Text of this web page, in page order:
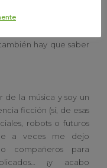
hay que saber
de la música y soy un
ficción (sí, de esas
robots o futuros
a veces me dejo
compañeros para
¡y acabo